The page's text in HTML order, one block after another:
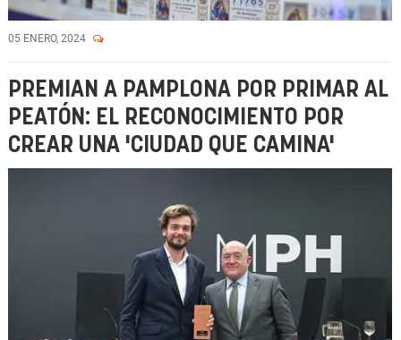
05 ENERO, 2024
PREMIAN A PAMPLONA POR PRIMAR AL
PEATÓN: EL RECONOCIMIENTO POR
CREAR UNA 'CIUDAD QUE CAMINA'